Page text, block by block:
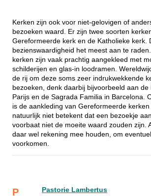
Kerken zijn ook voor niet-gelovigen of
bezoeken waard. Er zijn twee soorten
Gereformeerde kerk en de Katholieke kerk.
bezienswaardigheid het meest aan te
kerken zijn vaak prachtig aangekleed met
schilderijen en glas-in loodramen.
de rij om deze soms zeer indrukwekkende
bezoeken, denk daarbij bijvoorbeeld aan de
Parijs en de Sagrada Familia in Barcelona.
is de aankleding van Gereformeerde
natuurlijk niet betekent dat een bezoekje
voorbaat niet de moeite waard zouden zijn.
daar wel rekening mee houden, om
voorkomen.
P Pastorie Lambertus